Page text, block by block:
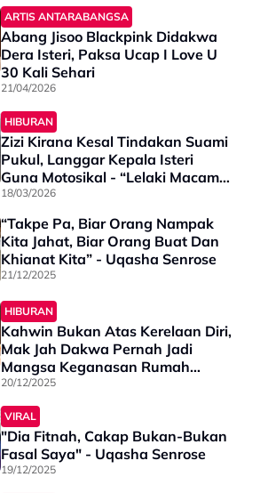
ARTIS ANTARABANGSA
Abang Jisoo Blackpink Didakwa
Dera Isteri, Paksa Ucap I Love U
30 Kali Sehari
21/04/2026
HIBURAN
Zizi Kirana Kesal Tindakan Suami
Pukul, Langgar Kepala Isteri
Guna Motosikal - “Lelaki Macam
Ni Tak Mampu Jadi Pemimpin”
18/03/2026
“Takpe Pa, Biar Orang Nampak
Kita Jahat, Biar Orang Buat Dan
Khianat Kita” - Uqasha Senrose
21/12/2025
HIBURAN
Kahwin Bukan Atas Kerelaan Diri,
Mak Jah Dakwa Pernah Jadi
Mangsa Keganasan Rumah
Tangga - “Kalau Tak Dapat Curi
Duit, Dia Akan…”
20/12/2025
VIRAL
"Dia Fitnah, Cakap Bukan-Bukan
Fasal Saya" - Uqasha Senrose
19/12/2025